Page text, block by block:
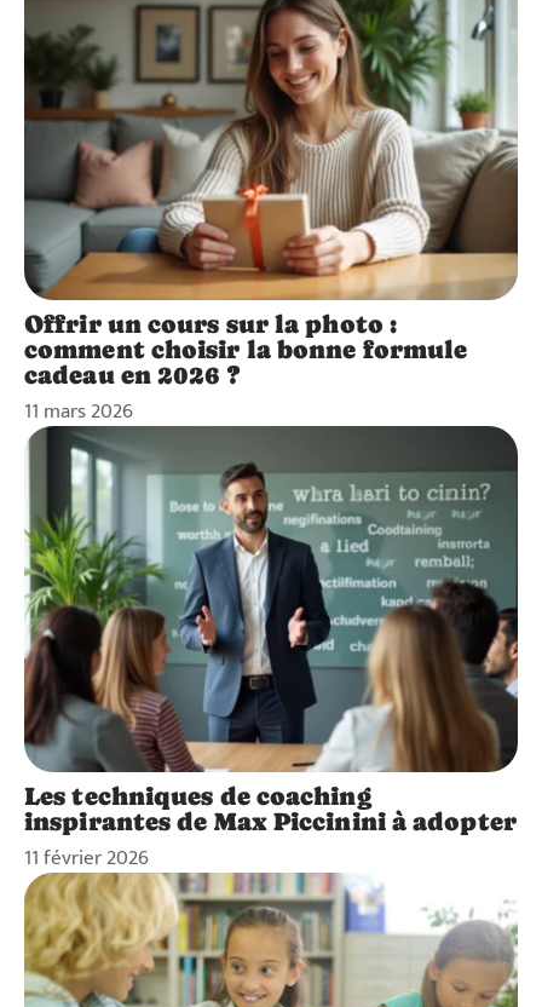
Offrir un cours sur la photo :
comment choisir la bonne formule
cadeau en 2026 ?
11 mars 2026
Les techniques de coaching
inspirantes de Max Piccinini à adopter
11 février 2026